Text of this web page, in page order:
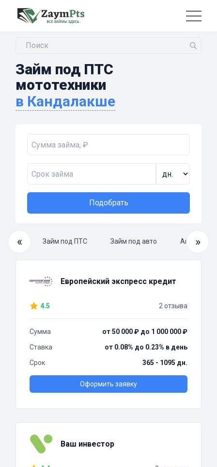
Займ под ПТС
мототехники
в Кандалакше
Подобрать
«
займ Займ под ПТС Займ под авто »
Европейский экспресс кредит
4.5 2 отзыва
Сумма
от 50 000 ₽ до 1 000 000 ₽
Ставка
от 0.08% до 0.23% в день
Срок
365 - 1095 дн.
Оформить заявку
Ваш инвестор